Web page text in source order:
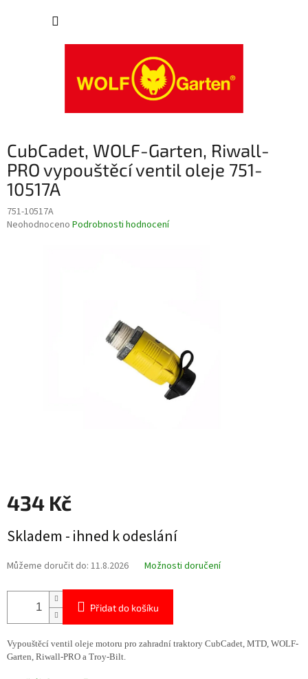
CubCadet, WOLF-Garten, Riwall-
PRO vypouštěcí ventil oleje 751-
10517A
751-10517A
Průměrné
Neohodnoceno Podrobnosti hodnocení
434 Kč
cena:
Skladem - ihned k odeslání
Můžeme doručit do: 11.8.2026 Možnosti doručení
Přidat do košíku
Vypouštěcí ventil oleje motoru pro zahradní traktory CubCadet, MTD, WOLF-
Garten, Riwall-PRO a Troy-Bilt.